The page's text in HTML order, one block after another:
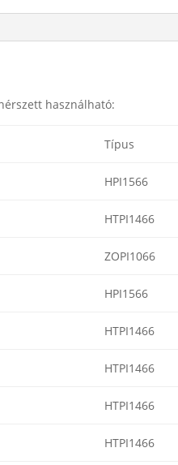
használható:
Típus
HPI1566
HTPI1466
ZOPI1066
HPI1566
HTPI1466
HTPI1466
HTPI1466
HTPI1466